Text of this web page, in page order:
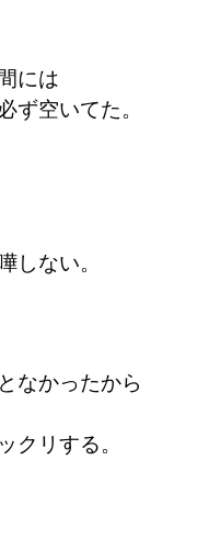
には
ず空いてた。
しない。
なかったから
クリする。